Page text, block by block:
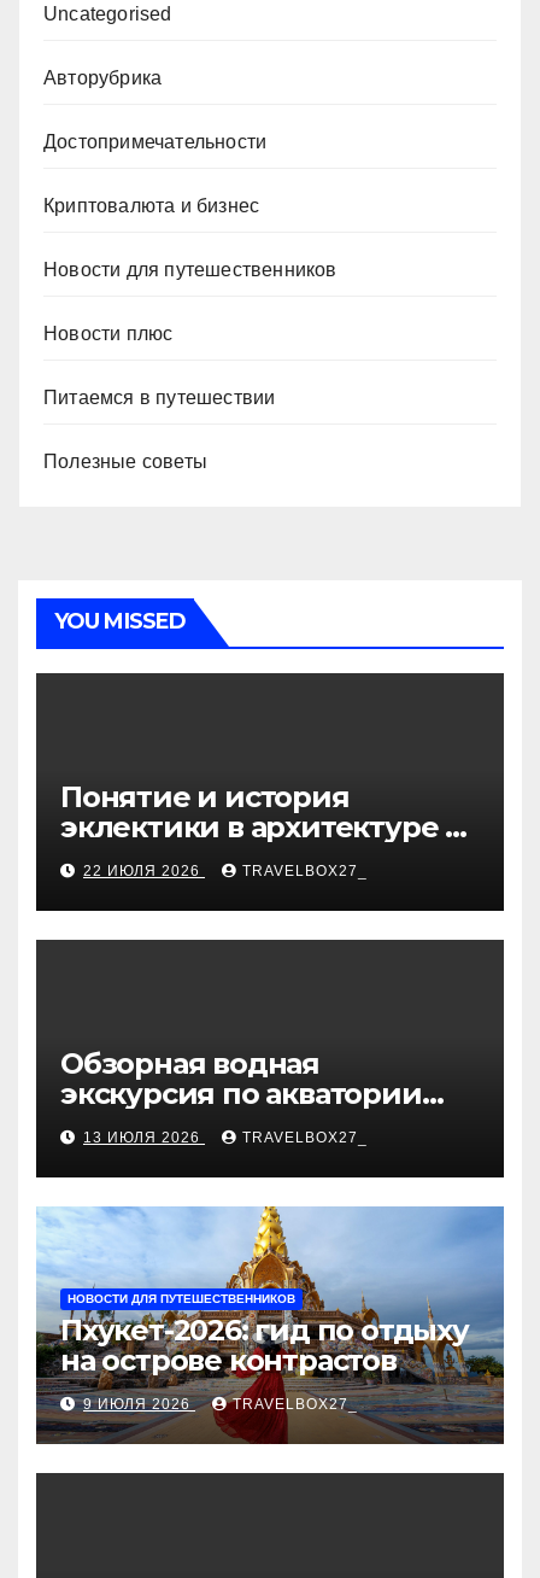
Uncategorised
Авторубрика
Достопримечательности
Криптовалюта и бизнес
Новости для путешественников
Новости плюс
Питаемся в путешествии
Полезные советы
YOU MISSED
Понятие и история
эклектики в архитектуре и
дизайне интерьеров
22 ИЮЛЯ 2026 TRAVELBOX27_
Обзорная водная
экскурсия по акватории
бухты Песчаная
13 ИЮЛЯ 2026 TRAVELBOX27_
НОВОСТИ ДЛЯ ПУТЕШЕСТВЕННИКОВ
Пхукет-2026: гид по отдыху
на острове контрастов
9 ИЮЛЯ 2026 TRAVELBOX27_